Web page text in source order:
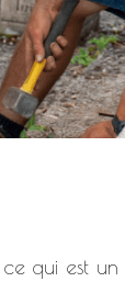
ce qui est